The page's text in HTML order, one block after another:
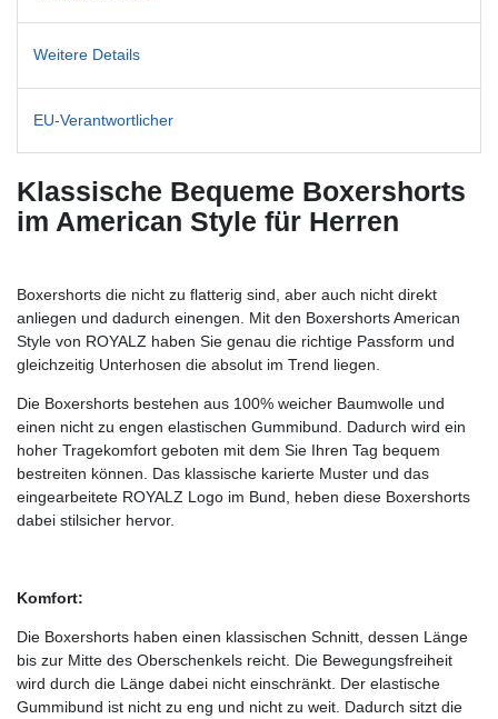
Weitere Details
EU-Verantwortlicher
Klassische Bequeme Boxershorts
im American Style für Herren
Boxershorts die nicht zu flatterig sind, aber auch nicht direkt
anliegen und dadurch einengen. Mit den Boxershorts American
Style von ROYALZ haben Sie genau die richtige Passform und
gleichzeitig Unterhosen die absolut im Trend liegen.
Die Boxershorts bestehen aus 100% weicher Baumwolle und
einen nicht zu engen elastischen Gummibund. Dadurch wird ein
hoher Tragekomfort geboten mit dem Sie Ihren Tag bequem
bestreiten können. Das klassische karierte Muster und das
eingearbeitete ROYALZ Logo im Bund, heben diese Boxershorts
dabei stilsicher hervor.
Komfort:
Die Boxershorts haben einen klassischen Schnitt, dessen Länge
bis zur Mitte des Oberschenkels reicht. Die Bewegungsfreiheit
wird durch die Länge dabei nicht einschränkt. Der elastische
Gummibund ist nicht zu eng und nicht zu weit. Dadurch sitzt die